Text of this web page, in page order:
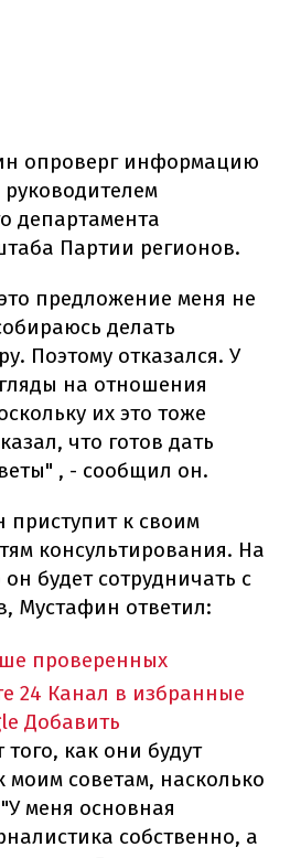
опроверг информацию
департамента
Партии регионов.
предложение меня не
делать
Поэтому отказался. У
на отношения
их это тоже
что готов дать
, - сообщил он.
приступит к своим
консультирования. На
будет сотрудничать с
Мустафин ответил:
проверенных
24 Канал в избранные
Добавить
как они будут
моим советам, насколько
меня основная
собственно, а